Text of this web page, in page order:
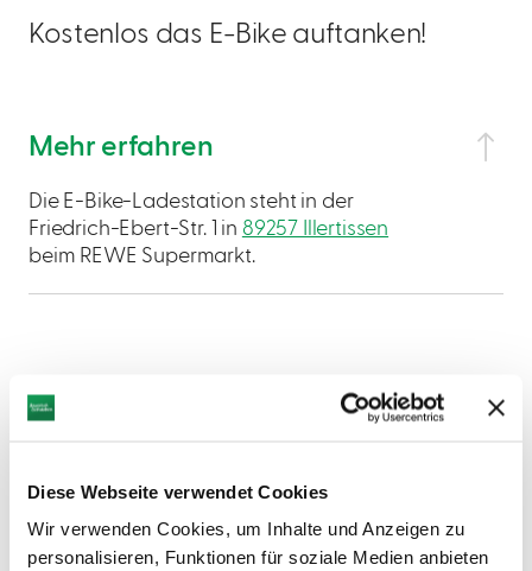
Diese Webseite verwendet Cookies
Wir verwenden Cookies, um Inhalte und Anzeigen zu
personalisieren, Funktionen für soziale Medien anbieten
Kostenlos das E-Bike auftanken!
Mehr erfahren
Die E-Bike-Ladestation steht in der
Friedrich-Ebert-Str. 1 in 89257 Illertissen
beim REWE Supermarkt.